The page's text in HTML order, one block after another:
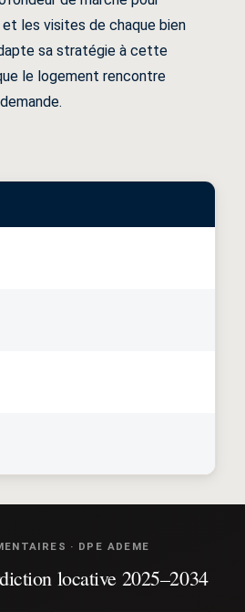
les visites de chaque bien
sa stratégie à cette
le logement rencontre
· DPE ADEME
locative 2025–2034